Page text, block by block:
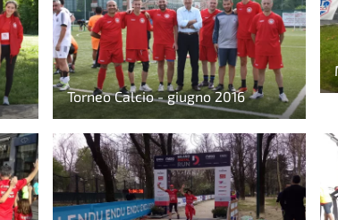
Torneo Calcio - giugno 2016